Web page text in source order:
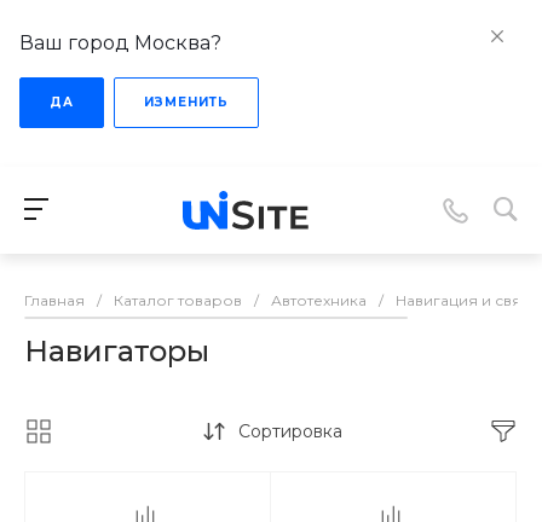
Ваш город Москва?
ДА ИЗМЕНИТЬ
Главная / Каталог товаров / Автотехника / Навигация и связь
Навигаторы
Сортировка